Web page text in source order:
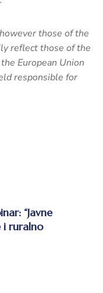
those of the
reflect those of the
European Union
responsible for
“Javne
i ruralno